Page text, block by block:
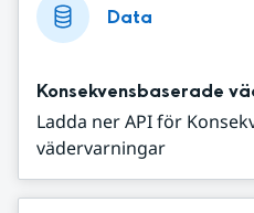
Data
Konsekvensbaserade
Ladda ner API för
vädervarningar